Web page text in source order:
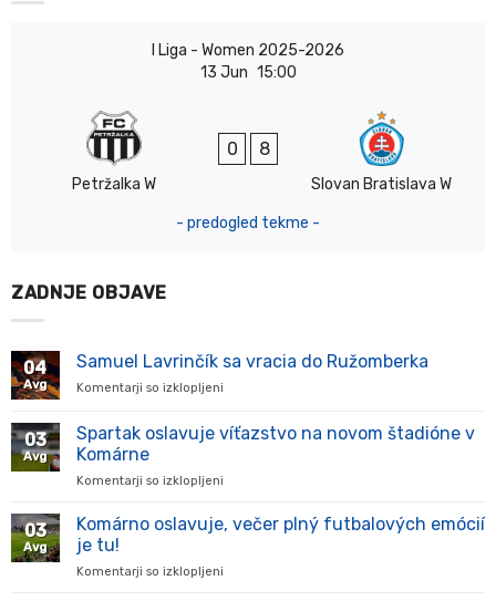
I Liga - Women 2025-2026
13 Jun 15:00
Petržalka W
0 8
Slovan Bratislava W
- predogled tekme -
ZADNJE OBJAVE
04
Avg
Samuel Lavrinčík sa vracia do Ružomberka
Komentarji so izklopljeni
Lavrinčík
sa
03
Avg
Spartak oslavuje víťazstvo na novom štadióne v
Komárne
Komentarji so izklopljeni
oslavuje
03
Avg
Komárno oslavuje, večer plný futbalových emócií
je tu!
Komentarji so izklopljeni